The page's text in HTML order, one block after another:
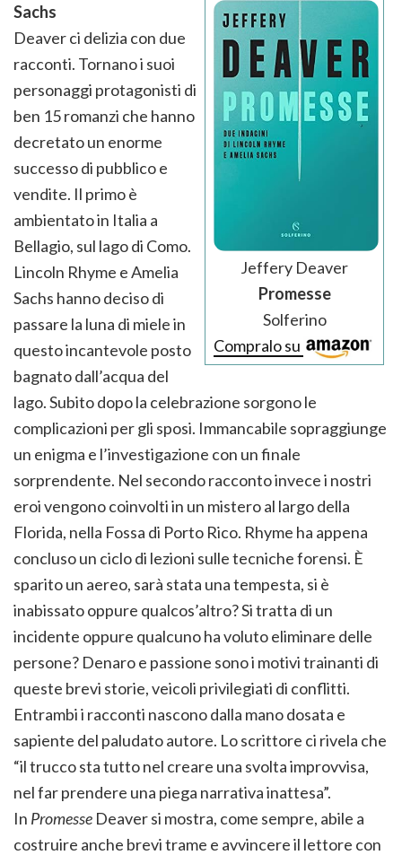
Jeffery Deaver
Promesse
Solferino
Compralo su
Sachs
Deaver ci delizia con due
racconti. Tornano i suoi
personaggi protagonisti di
ben 15 romanzi che hanno
decretato un enorme
successo di pubblico e
vendite. Il primo è
ambientato in Italia a
Bellagio, sul lago di Como.
Lincoln Rhyme e Amelia
Sachs hanno deciso di
passare la luna di miele in
questo incantevole posto
bagnato dall’acqua del
lago. Subito dopo la celebrazione sorgono le
complicazioni per gli sposi. Immancabile sopraggiunge
un enigma e l’investigazione con un finale
sorprendente. Nel secondo racconto invece i nostri
eroi vengono coinvolti in un mistero al largo della
Florida, nella Fossa di Porto Rico. Rhyme ha appena
concluso un ciclo di lezioni sulle tecniche forensi. È
sparito un aereo, sarà stata una tempesta, si è
inabissato oppure qualcos’altro? Si tratta di un
incidente oppure qualcuno ha voluto eliminare delle
persone? Denaro e passione sono i motivi trainanti di
queste brevi storie, veicoli privilegiati di conflitti.
Entrambi i racconti nascono dalla mano dosata e
sapiente del paludato autore. Lo scrittore ci rivela che
“il trucco sta tutto nel creare una svolta improvvisa,
nel far prendere una piega narrativa inattesa”.
In Promesse Deaver si mostra, come sempre, abile a
costruire anche brevi trame e avvincere il lettore con